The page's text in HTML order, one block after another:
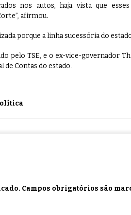
nos autos, haja vista que
afirmou.
porque a linha sucessória do
pelo TSE, e o ex-vice-governador
de Contas do estado.
Campos obrigatórios são